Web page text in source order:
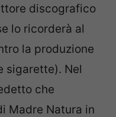
discografico
lo ricorderà al
la produzione
sigarette). Nel
che
Madre Natura in